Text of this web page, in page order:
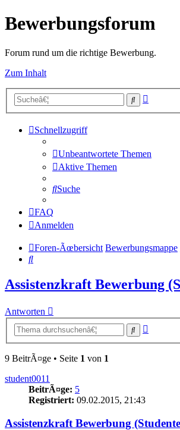
Bewerbungsforum
Forum rund um die richtige Bewerbung.
Zum Inhalt
Suche
Schnellzugriff
Unbeantwortete Themen
Aktive Themen
Suche
FAQ
Anmelden
Foren-Ãœbersicht Bewerbungsmappe
Suche
Assistenzkraft Bewerbung
Antworten
Suche
9 BeitrÃ¤ge • Seite 1 von 1
student0011
BeitrÃ¤ge: 5
Registriert: 09.02.2015, 21:43
Assistenzkraft Bewerbung